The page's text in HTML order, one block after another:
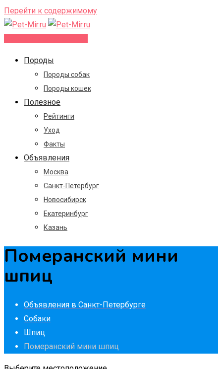
Перейти к содержимому
Породы
Породы собак
Породы кошек
Полезное
Рейтинги
Уход
Факты
Объявления
Москва
Санкт-Петербург
Новосибирск
Екатеринбург
Казань
Померанский мини
шпиц
Объявления в Санкт-Петербурге
Собаки
Шпиц
Померанский мини шпиц